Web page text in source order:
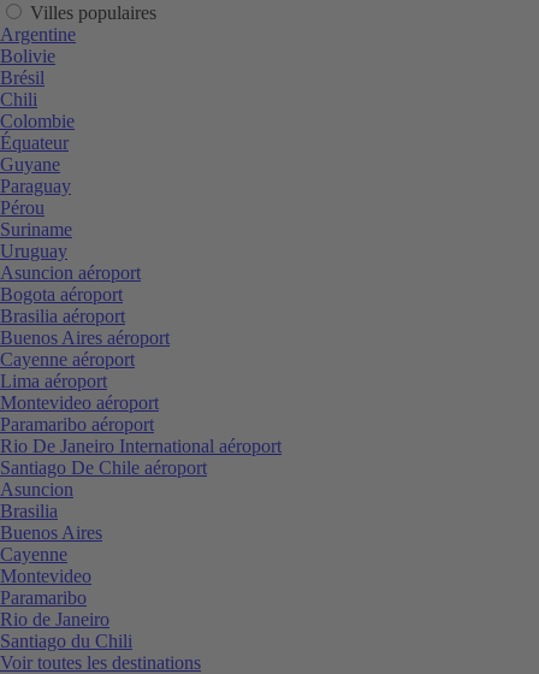
Villes populaires
Argentine
Bolivie
Brésil
Chili
Colombie
Équateur
Guyane
Paraguay
Pérou
Suriname
Uruguay
Asuncion aéroport
Bogota aéroport
Brasilia aéroport
Buenos Aires aéroport
Cayenne aéroport
Lima aéroport
Montevideo aéroport
Paramaribo aéroport
Rio De Janeiro International aéroport
Santiago De Chile aéroport
Asuncion
Brasilia
Buenos Aires
Cayenne
Montevideo
Paramaribo
Rio de Janeiro
Santiago du Chili
Voir toutes les destinations